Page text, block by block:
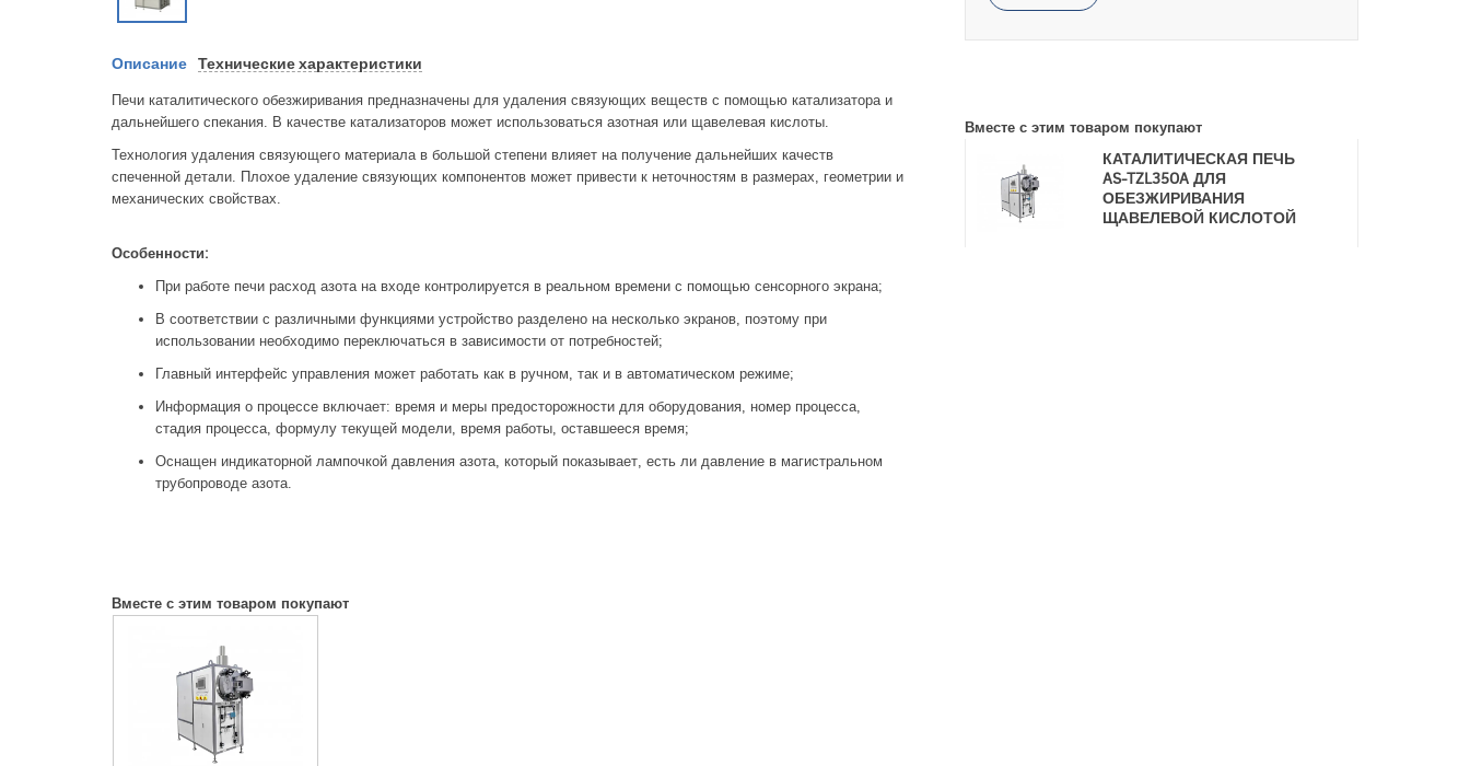
Описание Технические характеристики
Печи каталитического обезжиривания предназначены для удаления связующих веществ с помощью катализатора и
дальнейшего спекания. В качестве катализаторов может использоваться азотная или щавелевая кислоты.
Технология удаления связующего материала в большой степени влияет на получение дальнейших качеств
спеченной детали. Плохое удаление связующих компонентов может привести к неточностям в размерах, геометрии и
механических свойствах.
Особенности:
При работе печи расход азота на входе контролируется в реальном времени с помощью сенсорного экрана;
В соответствии с различными функциями устройство разделено на несколько экранов, поэтому при
использовании необходимо переключаться в зависимости от потребностей;
Главный интерфейс управления может работать как в ручном, так и в автоматическом режиме;
Информация о процессе включает: время и меры предосторожности для оборудования, номер процесса,
стадия процесса, формулу текущей модели, время работы, оставшееся время;
Оснащен индикаторной лампочкой давления азота, который показывает, есть ли давление в магистральном
трубопроводе азота.
Вместе с этим товаром покупают
Вместе с этим товаром покупают
КАТАЛИТИЧЕСКАЯ ПЕЧЬ
AS-TZL35OA ДЛЯ
ОБЕЗЖИРИВАНИЯ
ЩАВЕЛЕВОЙ КИСЛОТОЙ